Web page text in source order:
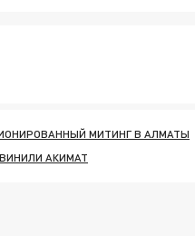
МИТИНГ В АЛМАТЫ
АКИМАТ